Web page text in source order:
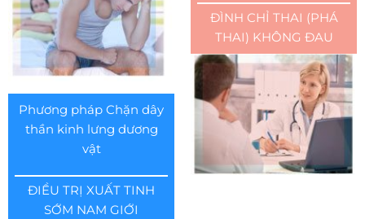
Phương pháp Chặn dây
thần kinh lưng dương
vật
ĐIỀU TRỊ XUẤT TINH
SỚM NAM GIỚI
ĐÌNH CHỈ THAI (PHÁ
THAI) KHÔNG ĐAU